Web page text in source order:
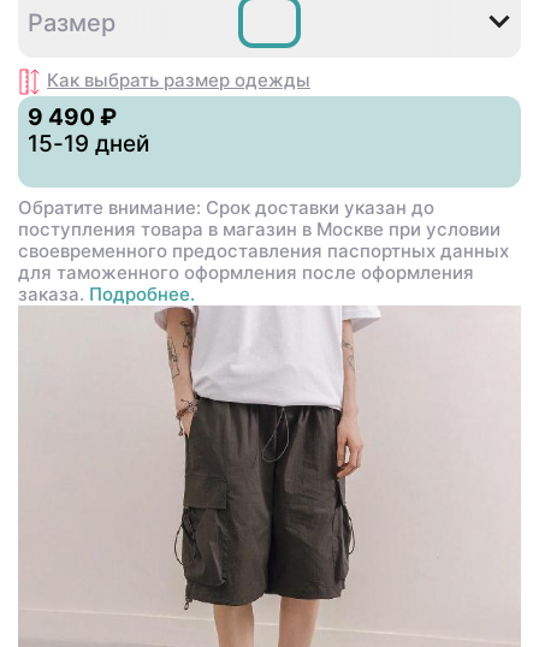
Размер
Как выбрать размер одежды
9 490 ₽
15-19 дней
Обратите внимание: Срок доставки указан до
поступления товара в магазин в Москве при условии
своевременного предоставления паспортных данных
для таможенного оформления после оформления
заказа. Подробнее.